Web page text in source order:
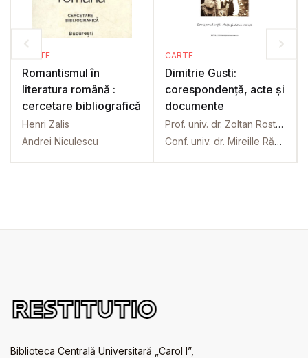
CARTE
Romantismul în
literatura română :
cercetare bibliografică
Henri Zalis
Andrei Niculescu
CARTE
Dimitrie Gusti:
corespondență, acte și
documente
Prof. univ. dr. Zoltan Rostas
Conf. univ. dr. Mireille Rădoi
Biblioteca Centrală Universitară „Carol I”,